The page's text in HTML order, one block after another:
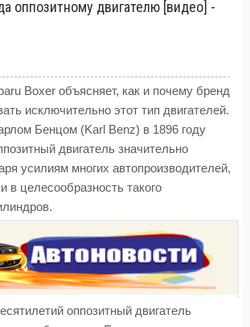
оппозитному двигателю [видео] -
Boxer объясняет, как и почему бренд
исключительно этот тип двигателей.
Бенцом (Karl Benz) в 1896 году
двигатель значительно
усилиям многих автопроизводителей,
в целесообразность такого
оппозитный двигатель